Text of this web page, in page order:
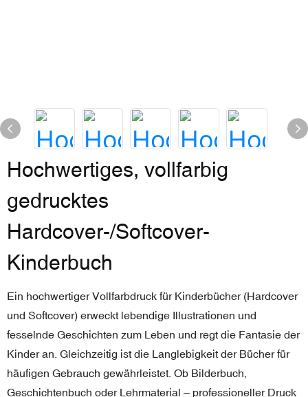
Hochwertiges, vollfarbig
gedrucktes
Hardcover-/Softcover-
Kinderbuch
Ein hochwertiger Vollfarbdruck für Kinderbücher (Hardcover
und Softcover) erweckt lebendige Illustrationen und
fesselnde Geschichten zum Leben und regt die Fantasie der
Kinder an. Gleichzeitig ist die Langlebigkeit der Bücher für
häufigen Gebrauch gewährleistet. Ob Bilderbuch,
Geschichtenbuch oder Lehrmaterial – professioneller Druck